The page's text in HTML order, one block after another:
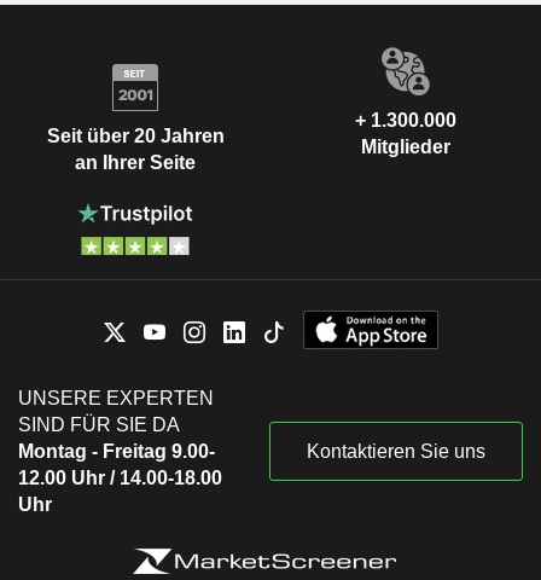
Seit über 20 Jahren
an Ihrer Seite
+ 1.300.000
Mitglieder
UNSERE EXPERTEN
SIND FÜR SIE DA
Montag - Freitag 9.00-
12.00 Uhr / 14.00-18.00
Uhr
Kontaktieren Sie uns